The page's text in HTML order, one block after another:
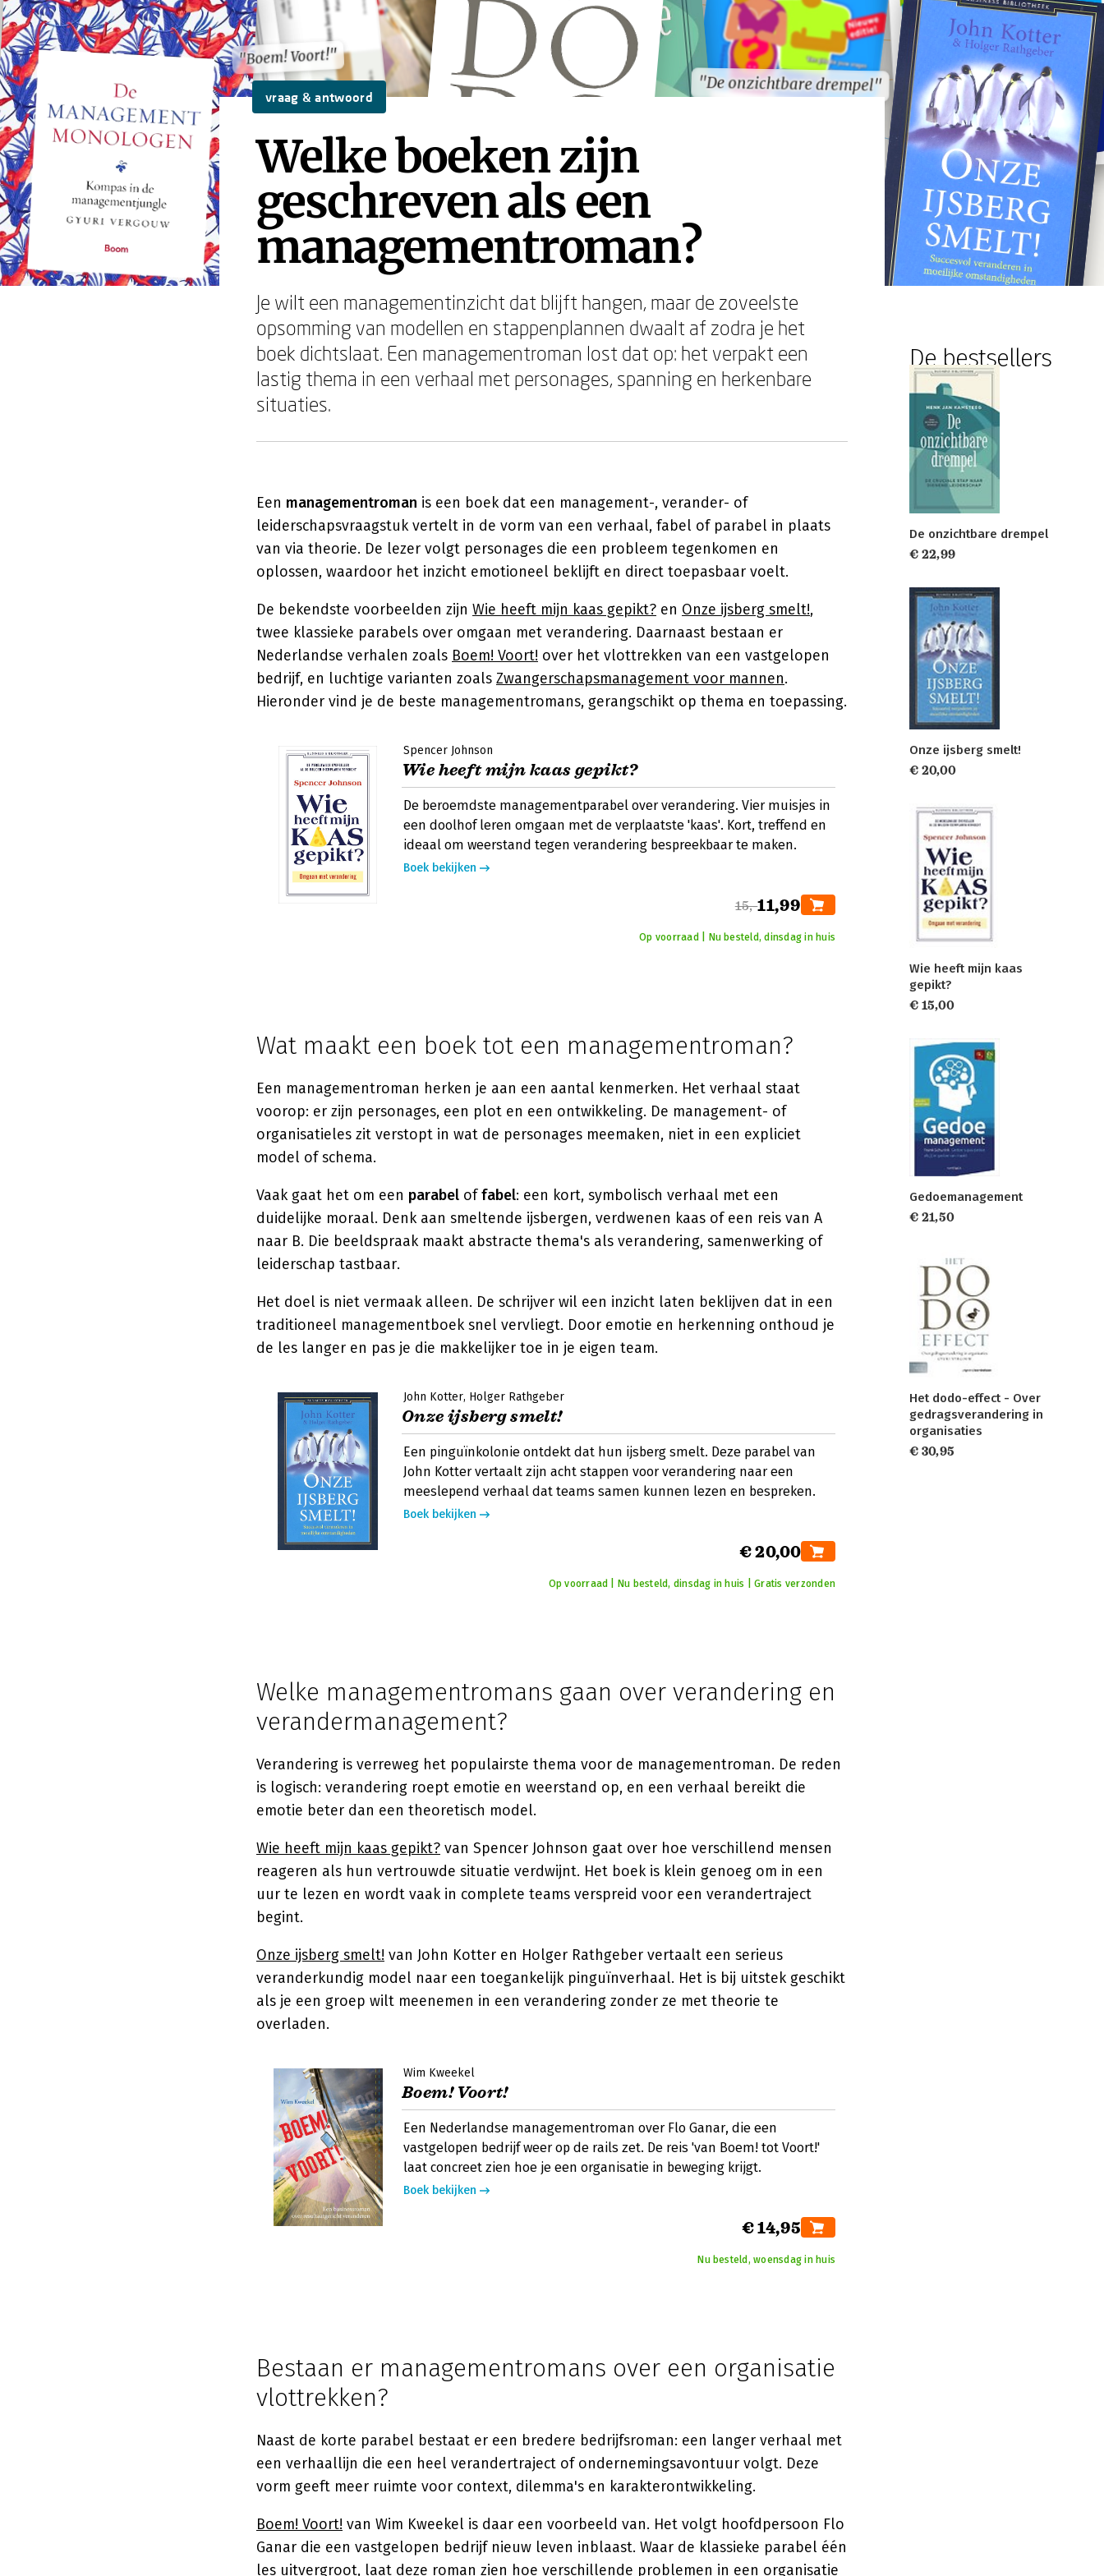
"Boem! Voort!"
"De onzichtbare drempel"
"Boem! Voort!"
"De onzichtbare drempel"
vraag & antwoord
Welke boeken zijn
geschreven als een
managementroman?
Je wilt een managementinzicht dat blijft hangen, maar de zoveelste
opsomming van modellen en stappenplannen dwaalt af zodra je het
boek dichtslaat. Een managementroman lost dat op: het verpakt een
lastig thema in een verhaal met personages, spanning en herkenbare
situaties.
Een managementroman is een boek dat een management-, verander- of
leiderschapsvraagstuk vertelt in de vorm van een verhaal, fabel of parabel in plaats
van via theorie. De lezer volgt personages die een probleem tegenkomen en
oplossen, waardoor het inzicht emotioneel beklijft en direct toepasbaar voelt.
De bekendste voorbeelden zijn Wie heeft mijn kaas gepikt? en Onze ijsberg smelt!,
twee klassieke parabels over omgaan met verandering. Daarnaast bestaan er
Nederlandse verhalen zoals Boem! Voort! over het vlottrekken van een vastgelopen
bedrijf, en luchtige varianten zoals Zwangerschapsmanagement voor mannen.
Hieronder vind je de beste managementromans, gerangschikt op thema en toepassing.
Spencer Johnson
Wie heeft mijn kaas gepikt?
De beroemdste managementparabel over verandering. Vier muisjes in
een doolhof leren omgaan met de verplaatste 'kaas'. Kort, treffend en
ideaal om weerstand tegen verandering bespreekbaar te maken.
Boek bekijken
15,-11,99
Op voorraad | Nu besteld, dinsdag in huis
Wat maakt een boek tot een managementroman?
Een managementroman herken je aan een aantal kenmerken. Het verhaal staat
voorop: er zijn personages, een plot en een ontwikkeling. De management- of
organisatieles zit verstopt in wat de personages meemaken, niet in een expliciet
model of schema.
Vaak gaat het om een parabel offabel: een kort, symbolisch verhaal met een
duidelijke moraal. Denk aan smeltende ijsbergen, verdwenen kaas of een reis van A
naar B. Die beeldspraak maakt abstracte thema's als verandering, samenwerking of
leiderschap tastbaar.
Het doel is niet vermaak alleen. De schrijver wil een inzicht laten beklijven dat in een
traditioneel managementboek snel vervliegt. Door emotie en herkenning onthoud je
de les langer en pas je die makkelijker toe in je eigen team.
John Kotter Holger Rathgeber
Onze ijsberg smelt!
Een pinguïnkolonie ontdekt dat hun ijsberg smelt. Deze parabel van
John Kotter vertaalt zijn acht stappen voor verandering naar een
meeslepend verhaal dat teams samen kunnen lezen en bespreken.
Boek bekijken
€ 20,00
Op voorraad | Nu besteld, dinsdag in huis | Gratis verzonden
Welke managementromans gaan over verandering en
verandermanagement?
Verandering is verreweg het populairste thema voor de managementroman. De reden
is logisch: verandering roept emotie en weerstand op, en een verhaal bereikt die
emotie beter dan een theoretisch model.
Wie heeft mijn kaas gepikt? van Spencer Johnson gaat over hoe verschillend mensen
reageren als hun vertrouwde situatie verdwijnt. Het boek is klein genoeg om in een
uur te lezen en wordt vaak in complete teams verspreid voor een verandertraject
begint.
Onze ijsberg smelt! van John Kotter en Holger Rathgeber vertaalt een serieus
veranderkundig model naar een toegankelijk pinguïnverhaal. Het is bij uitstek geschikt
als je een groep wilt meenemen in een verandering zonder ze met theorie te
overladen.
Wim Kweekel
Boem! Voort!
Een Nederlandse managementroman over Flo Ganar, die een
vastgelopen bedrijf weer op de rails zet. De reis 'van Boem! tot Voort!'
laat concreet zien hoe je een organisatie in beweging krijgt.
Boek bekijken
€ 14,95
Nu besteld, woensdag in huis
Bestaan er managementromans over een organisatie
vlottrekken?
Naast de korte parabel bestaat er een bredere bedrijfsroman: een langer verhaal met
een verhaallijn die een heel verandertraject of ondernemingsavontuur volgt. Deze
vorm geeft meer ruimte voor context, dilemma's en karakterontwikkeling.
Boem! Voort! van Wim Kweekel is daar een voorbeeld van. Het volgt hoofdpersoon Flo
Ganar die een vastgelopen bedrijf nieuw leven inblaast. Waar de klassieke parabel één
les uitvergroot, laat deze roman zien hoe verschillende problemen in een organisatie
De bestsellers
De onzichtbare drempel
€ 22,99
Onze ijsberg smelt!
€ 20,00
Wie heeft mijn kaas
gepikt?
€ 15,00
Gedoemanagement
€ 21,50
Het dodo-effect - Over
gedragsverandering in
organisaties
€ 30,95